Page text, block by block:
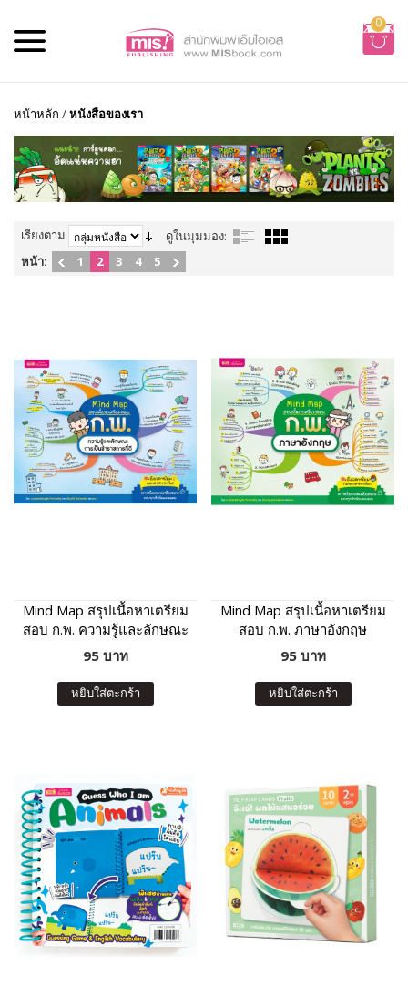
0
หน้าหลัก /หนังสือของเรา
เรียงตาม
ดูในมุมมอง:
หน้า:
1 2 3 4 5
Mind Map สรุปเนื้อหาเตรียม
สอบ ก.พ. ความรู้และลักษณะ
การเป็นข้าราชการที่ดี
95 บาท
หยิบใส่ตะกร้า
Mind Map สรุปเนื้อหาเตรียม
สอบ ก.พ. ภาษาอังกฤษ
95 บาท
หยิบใส่ตะกร้า